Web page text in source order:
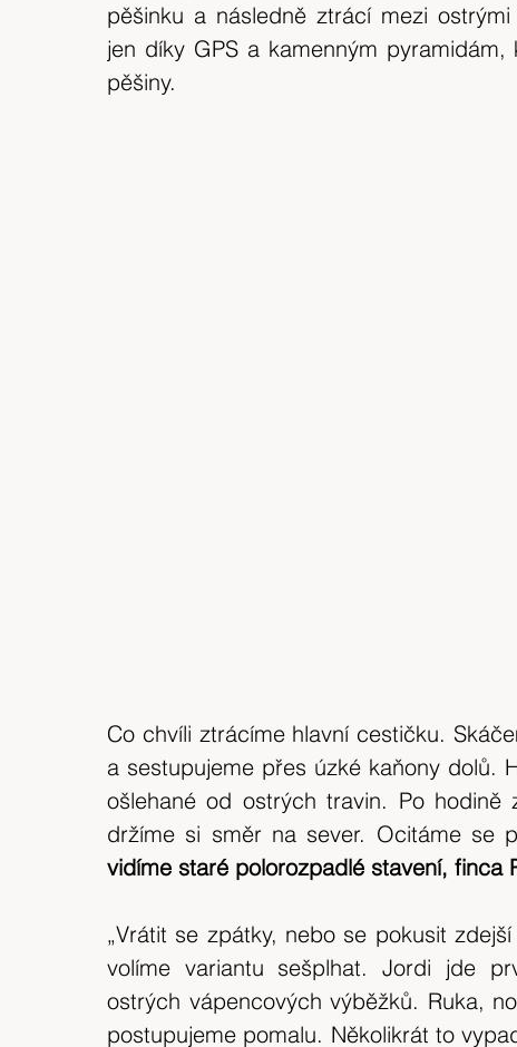
pěšinku a následně ztrácí mezi
jen díky GPS a kamenným
pěšiny.
Co chvíli ztrácíme hlavní cestičku.
a sestupujeme přes úzké kaňony dolů.
ošlehané od ostrých travin. Po
vidíme staré polorozpadlé stavení, finca
„Vrátit se zpátky, nebo se pokusit
volíme variantu sešplhat. Jordi jde
ostrých vápencových výběžků. Ruka,
postupujeme pomalu. Několikrát to